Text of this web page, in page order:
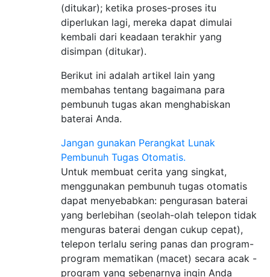
(ditukar); ketika proses-proses itu
diperlukan lagi, mereka dapat dimulai
kembali dari keadaan terakhir yang
disimpan (ditukar).
Berikut ini adalah artikel lain yang
membahas tentang bagaimana para
pembunuh tugas akan menghabiskan
baterai Anda.
Jangan gunakan Perangkat Lunak
Pembunuh Tugas Otomatis.
Untuk membuat cerita yang singkat,
menggunakan pembunuh tugas otomatis
dapat menyebabkan: pengurasan baterai
yang berlebihan (seolah-olah telepon tidak
menguras baterai dengan cukup cepat),
telepon terlalu sering panas dan program-
program mematikan (macet) secara acak -
program yang sebenarnya ingin Anda